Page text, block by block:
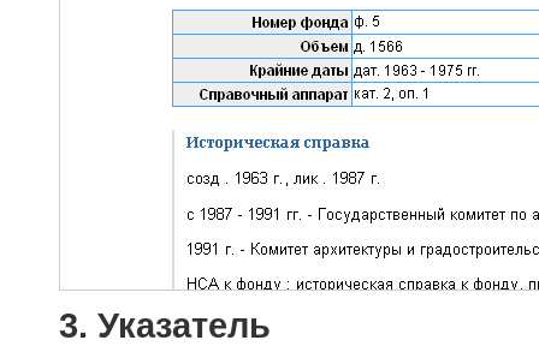
3. Указатель